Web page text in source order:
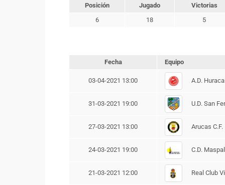
Posición Jugado
Victorias
6
18 5
Fecha Equipo
03-04-2021 13:00 A.D.
31-03-2021 19:00 U.D. San
27-03-2021 13:00 Arucas C.F.
24-03-2021 19:00 C.D.
21-03-2021 12:00 Real Club